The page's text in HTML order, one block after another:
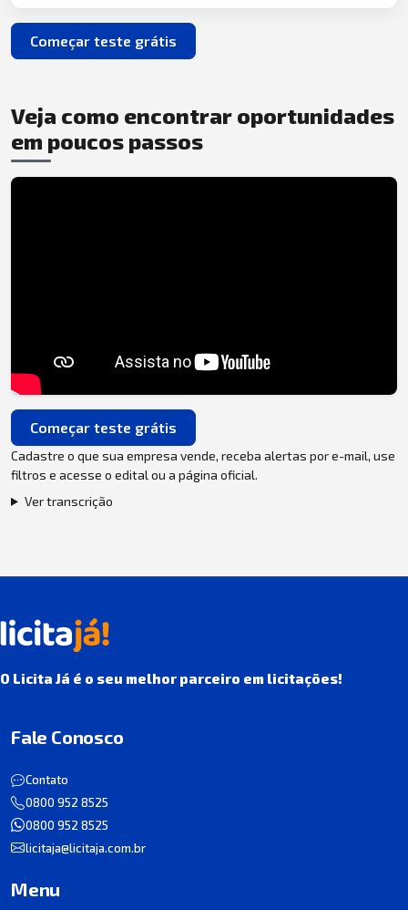
Começar teste grátis
Veja como encontrar oportunidades
em poucos passos
Começar teste grátis
Cadastre o que sua empresa vende, receba alertas por e-mail, use
filtros e acesse o edital ou a página oficial.
Ver transcrição
O Licita Já é o seu melhor parceiro em licitações!
Fale Conosco
Contato
0800 952 8525
0800 952 8525
licitaja@licitaja.com.br
Menu